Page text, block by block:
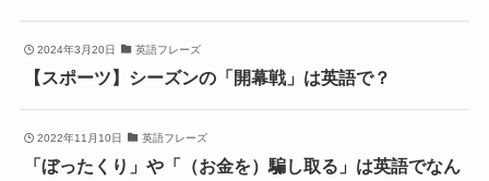
2024年3月20日 英語フレーズ
【スポーツ】シーズンの「開幕戦」は英語で？
2022年11月10日 英語フレーズ
「ぼったくり」や「（お金を）騙し取る」は英語でなん